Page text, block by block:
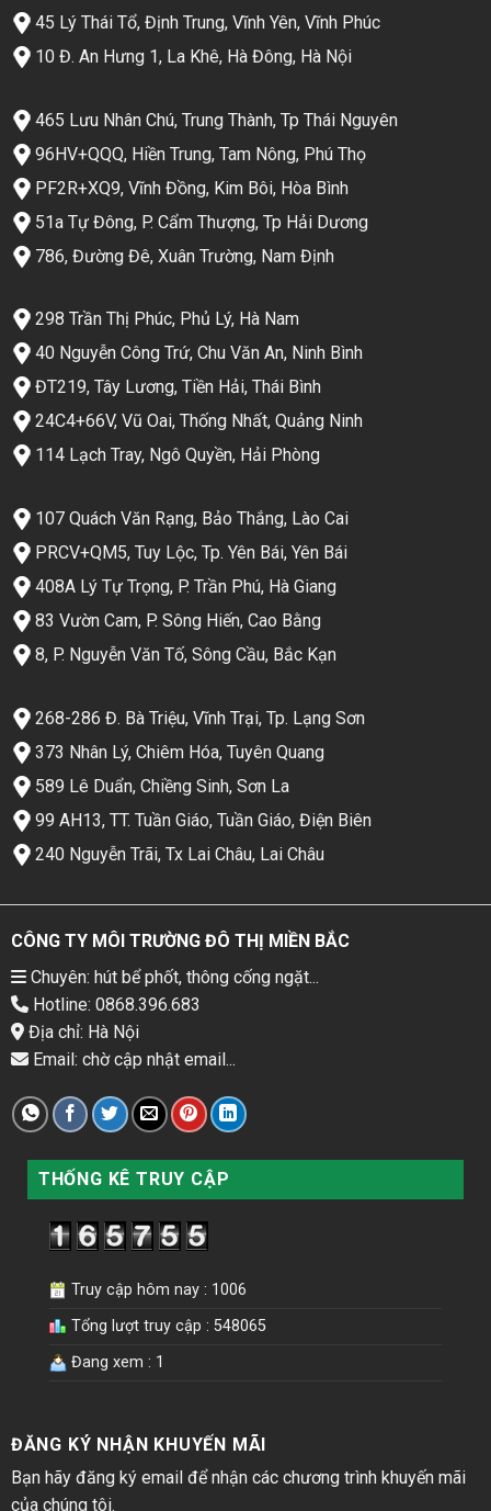
45 Lý Thái Tổ, Định Trung, Vĩnh Yên, Vĩnh Phúc
10 Đ. An Hưng 1, La Khê, Hà Đông, Hà Nội
465 Lưu Nhân Chú, Trung Thành, Tp Thái Nguyên
96HV+QQQ, Hiền Trung, Tam Nông, Phú Thọ
PF2R+XQ9, Vĩnh Đồng, Kim Bôi, Hòa Bình
51a Tự Đông, P. Cẩm Thượng, Tp Hải Dương
786, Đường Đê, Xuân Trường, Nam Định
298 Trần Thị Phúc, Phủ Lý, Hà Nam
40 Nguyễn Công Trứ, Chu Văn An, Ninh Bình
ĐT219, Tây Lương, Tiền Hải, Thái Bình
24C4+66V, Vũ Oai, Thống Nhất, Quảng Ninh
114 Lạch Tray, Ngô Quyền, Hải Phòng
107 Quách Văn Rạng, Bảo Thắng, Lào Cai
PRCV+QM5, Tuy Lộc, Tp. Yên Bái, Yên Bái
408A Lý Tự Trọng, P. Trần Phú, Hà Giang
83 Vườn Cam, P. Sông Hiến, Cao Bằng
8, P. Nguyễn Văn Tố, Sông Cầu, Bắc Kạn
268-286 Đ. Bà Triệu, Vĩnh Trại, Tp. Lạng Sơn
373 Nhân Lý, Chiêm Hóa, Tuyên Quang
589 Lê Duẩn, Chiềng Sinh, Sơn La
99 AH13, TT. Tuần Giáo, Tuần Giáo, Điện Biên
240 Nguyễn Trãi, Tx Lai Châu, Lai Châu
CÔNG TY MÔI TRƯỜNG ĐÔ THỊ MIỀN BẮC
Chuyên: hút bể phốt, thông cống ngặt...
Hotline: 0868.396.683
Địa chỉ: Hà Nội
Email: chờ cập nhật email...
THỐNG KÊ TRUY CẬP
Truy cập hôm nay : 1006
Tổng lượt truy cập : 548065
Đang xem : 1
ĐĂNG KÝ NHẬN KHUYẾN MÃI
Bạn hãy đăng ký email để nhận các chương trình khuyến mãi
của chúng tôi.